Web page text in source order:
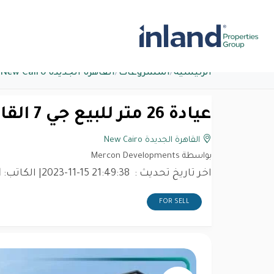
الرئيسية/المشروعات /القاهرة الجديدة New Cairo
عيادة 26 متر للبيع جي 7 القاهرة الجديدة
القاهرة الجديدة New Cairo
بواسطة Mercon Developments
اخر تاريخ تحديث : 2023-11-15 21:49:38 | الكاتب:
FOR SELL